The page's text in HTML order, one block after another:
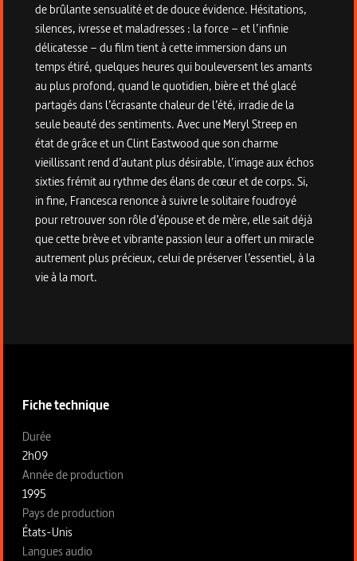
de brûlante sensualité et de douce évidence. Hésitations,
silences, ivresse et maladresses : la force – et l’infinie
délicatesse – du film tient à cette immersion dans un
temps étiré, quelques heures qui bouleversent les amants
au plus profond, quand le quotidien, bière et thé glacé
partagés dans l’écrasante chaleur de l’été, irradie de la
seule beauté des sentiments. Avec une Meryl Streep en
état de grâce et un Clint Eastwood que son charme
vieillissant rend d’autant plus désirable, l’image aux échos
sixties frémit au rythme des élans de cœur et de corps. Si,
in fine, Francesca renonce à suivre le solitaire foudroyé
pour retrouver son rôle d’épouse et de mère, elle sait déjà
que cette brève et vibrante passion leur a offert un miracle
autrement plus précieux, celui de préserver l’essentiel, à la
vie à la mort.
Fiche technique
Fiche technique section gauche
Durée
2h09
Année de production
1995
Pays de production
États-Unis
Langues audio